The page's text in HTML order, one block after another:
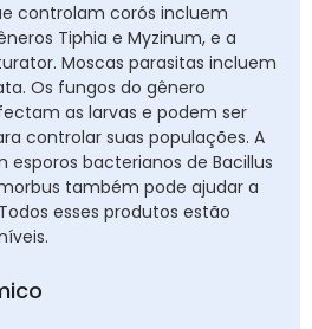
controlam corós incluem
Tiphia e Myzinum, e a
Moscas parasitas incluem
Os fungos do gênero
as larvas e podem ser
controlar suas populações. A
esporos bacterianos de Bacillus
também pode ajudar a
esses produtos estão